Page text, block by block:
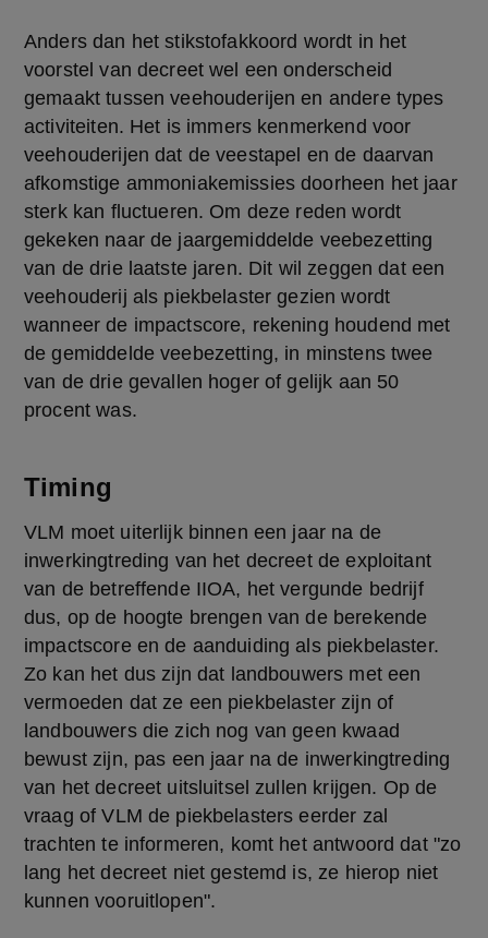
Anders dan het stikstofakkoord wordt in het
voorstel van decreet wel een onderscheid
gemaakt tussen veehouderijen en andere types
activiteiten. Het is immers kenmerkend voor
veehouderijen dat de veestapel en de daarvan
afkomstige ammoniakemissies doorheen het jaar
sterk kan fluctueren. Om deze reden wordt
gekeken naar de jaargemiddelde veebezetting
van de drie laatste jaren. Dit wil zeggen dat een
veehouderij als piekbelaster gezien wordt
wanneer de impactscore, rekening houdend met
de gemiddelde veebezetting, in minstens twee
van de drie gevallen hoger of gelijk aan 50
procent was.
Timing
VLM moet uiterlijk binnen een jaar na de
inwerkingtreding van het decreet de exploitant
van de betreffende IIOA, het vergunde bedrijf
dus, op de hoogte brengen van de berekende
impactscore en de aanduiding als piekbelaster.
Zo kan het dus zijn dat landbouwers met een
vermoeden dat ze een piekbelaster zijn of
landbouwers die zich nog van geen kwaad
bewust zijn, pas een jaar na de inwerkingtreding
van het decreet uitsluitsel zullen krijgen. Op de
vraag of VLM de piekbelasters eerder zal
trachten te informeren, komt het antwoord dat "zo
lang het decreet niet gestemd is, ze hierop niet
kunnen vooruitlopen".